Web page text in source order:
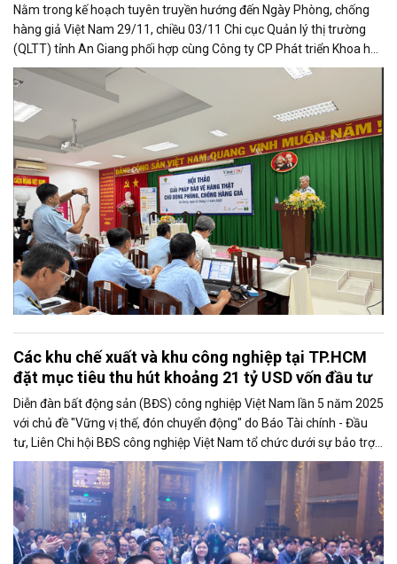
Nằm trong kế hoạch tuyên truyền hướng đến Ngày Phòng, chống
hàng giả Việt Nam 29/11, chiều 03/11 Chi cục Quản lý thị trường
(QLTT) tỉnh An Giang phối hợp cùng Công ty CP Phát triển Khoa học
Công nghệ Vi Na (Vina CHG) tổ chức Hội thảo “Giải pháp bảo vệ
hàng thật – Chủ động phòng, chống hàng giả”.
Các khu chế xuất và khu công nghiệp tại TP.HCM
đặt mục tiêu thu hút khoảng 21 tỷ USD vốn đầu tư
Diễn đàn bất động sản (BĐS) công nghiệp Việt Nam lần 5 năm 2025
với chủ đề "Vững vị thế, đón chuyển động" do Báo Tài chính - Đầu
tư, Liên Chi hội BĐS công nghiệp Việt Nam tổ chức dưới sự bảo trợ
của Bộ Tài chính, diễn ra chiều 29/10 với nhiều thông điệp quan